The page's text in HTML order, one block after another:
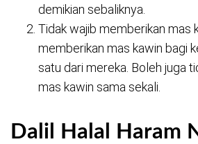
demikian sebaliknya.
Tidak wajib memberikan mas
memberikan mas kawin bagi
satu dari mereka. Boleh juga
mas kawin sama sekali.
Dalil Halal Haram